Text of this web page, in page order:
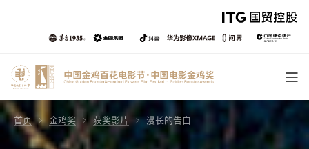
首页 金鸡奖 获奖影片 漫长的告白